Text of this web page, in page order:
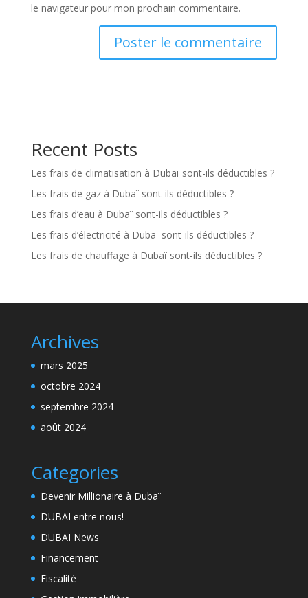
le navigateur pour mon prochain commentaire.
Recent Posts
Les frais de climatisation à Dubaï sont-ils déductibles ?
Les frais de gaz à Dubaï sont-ils déductibles ?
Les frais d’eau à Dubaï sont-ils déductibles ?
Les frais d’électricité à Dubaï sont-ils déductibles ?
Les frais de chauffage à Dubaï sont-ils déductibles ?
Archives
mars 2025
octobre 2024
septembre 2024
août 2024
Categories
Devenir Millionaire à Dubaï
DUBAI entre nous!
DUBAI News
Financement
Fiscalité